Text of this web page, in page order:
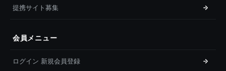
提携サイト募集
会員メニュー
ログイン 新規会員登録